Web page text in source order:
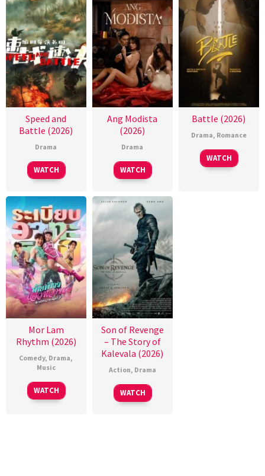
Speed and
Battle (2026)
Drama
WATCH
Ang Modista
(2026)
Drama
WATCH
Battle (2026)
Drama, Romance
WATCH
Mor Lam
Rhythm (2026)
Comedy, Drama,
Music
WATCH
Son of Revenge
– The Story of
Kalevala (2026)
Action, Drama
WATCH